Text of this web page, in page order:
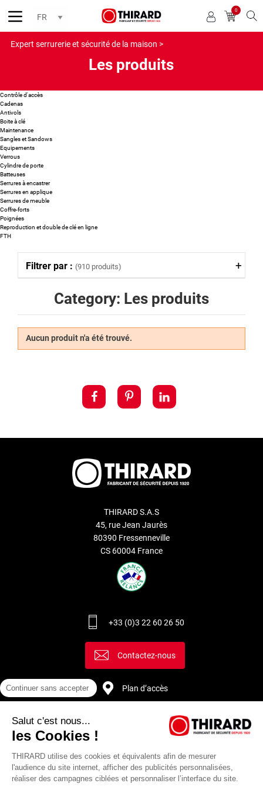
0
Expert serrurerie et sécurité de la maison >
Les produits
Contrôle d'accès
Cadenas
Antivols
Boite à clé
Maintenance
Sangles et Sandows
Equipements
Verrous
Cylindre de porte
Batteuses
Serrures à encastrer
Serrures en applique
Serrures de meuble
Coffre-forts
Poignées
Reproduction et double de clé en ligne
FTH
Category: Les produits
Aucun produit n'a été trouvé.
Filtrer par : (910 produits)
THIRARD S.A.S
45, rue Jean Jaurès
80390 Fressenneville
CS 60004 France
+33 (0)3 22 60 26 50
Contactez-nous
Plan d’accès
Continuer sans accepter
Salut c'est nous...
les Cookies !
THIRARD utilise des cookies et équivalents afin de mesurer
l'audience du site internet, afficher des publicités personnalisées,
réaliser des campagnes ciblées et personnaliser l’interface du site.